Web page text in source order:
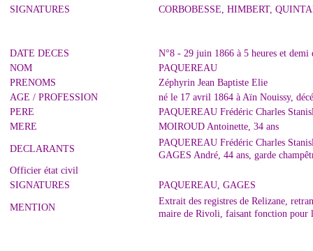
SIGNATURES
CORBOBESSE, HIMBERT,
DATE DECES
N°8 - 29 juin 1866 à 5 heures et demi
NOM
PAQUEREAU
PRENOMS
Zéphyrin Jean Baptiste Elie
AGE / PROFESSION
né le 17 avril 1864 à Aïn Nouissy,
PERE
PAQUEREAU Frédéric Charles
MERE
MOIROUD Antoinette, 34 ans
DECLARANTS
PAQUEREAU Frédéric Charles
GAGES André, 44 ans, garde
Officier état civil
SIGNATURES
PAQUEREAU, GAGES
MENTION
Extrait des registres de Relizane,
maire de Rivoli, faisant fonction pour